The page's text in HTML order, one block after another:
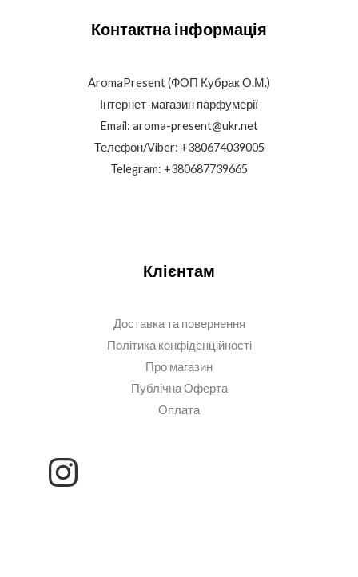
Контактна інформація
AromaPresent (ФОП Кубрак О.М.)
Інтернет-магазин парфумерії
Email: aroma-present@ukr.net
Телефон/Viber: +380674039005
Telegram: +380687739665
Клієнтам
Доставка та повернення
Політика конфіденційності
Про магазин
Публічна Оферта
Оплата